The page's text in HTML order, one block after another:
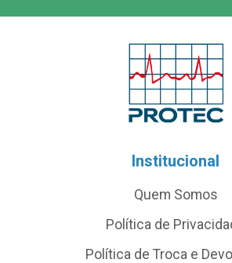
Institucional
Quem Somos
Política de
Política de Troca e